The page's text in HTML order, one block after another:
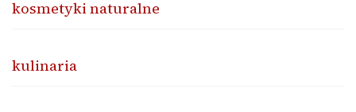
kosmetyki naturalne
kulinaria